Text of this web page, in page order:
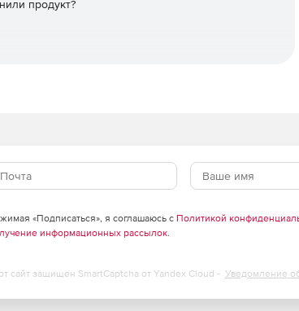
продукт?
«Подписаться», я соглашаюсь с Политикой
информационных рассылок.
сайт защищен SmartCaptcha от Yandex Cloud - Уведомление